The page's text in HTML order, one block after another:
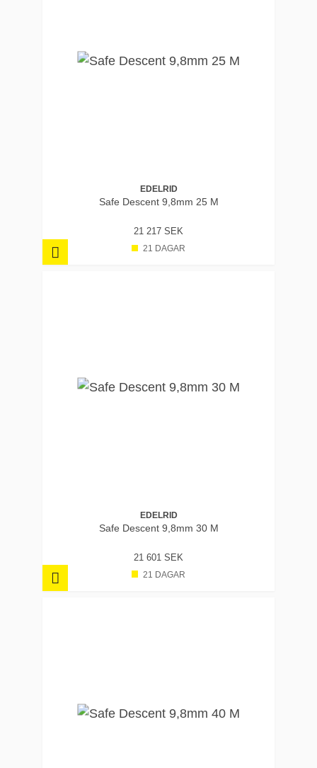
EDELRID
Safe Descent 9,8mm 25 M
21 217 SEK
21 DAGAR
EDELRID
Safe Descent 9,8mm 30 M
21 601 SEK
21 DAGAR